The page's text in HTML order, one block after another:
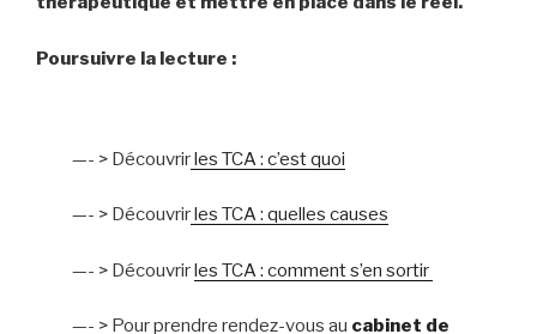
Poursuivre la lecture :
—- > Découvrirles TCA : c’est quoi
—- > Découvrirles TCA : quelles causes
—- > Découvrirles TCA : comment s’en sortir
—- > Pour prendre rendez-vous au cabinet de